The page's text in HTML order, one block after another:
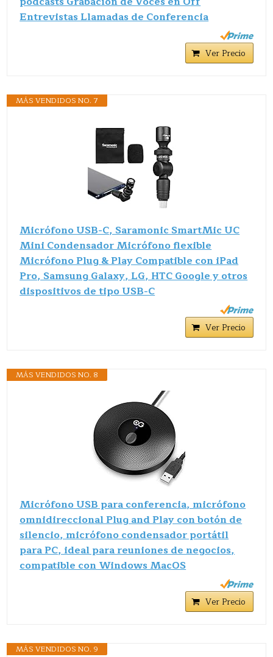
Entrevistas Llamadas de Conferencia
Ver Precio
MÁS VENDIDOS NO. 7
Micrófono USB-C, Saramonic SmartMic UC
Mini Condensador Micrófono flexible
Micrófono Plug & Play Compatible con iPad
Pro, Samsung Galaxy, LG, HTC Google y otros
dispositivos de tipo USB-C
Ver Precio
MÁS VENDIDOS NO. 8
Micrófono USB para conferencia, micrófono
omnidireccional Plug and Play con botón de
silencio, micrófono condensador portátil
para PC, ideal para reuniones de negocios,
compatible con Windows MacOS
Ver Precio
MÁS VENDIDOS NO. 9